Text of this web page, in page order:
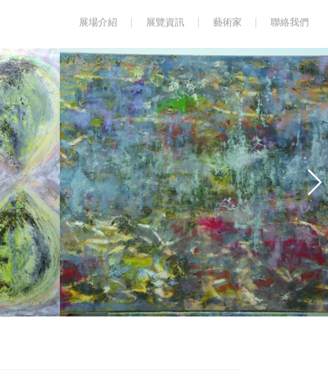
展場介紹 展覽資訊 藝術家 聯絡我們